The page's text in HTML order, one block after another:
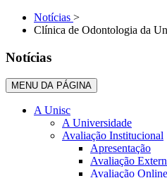
Notícias >
Clínica de Odontologia da
Notícias
MENU DA PÁGINA
A Unisc
A Universidade
Avaliação Institucional
Apresentação
Avaliação
Avaliação Online